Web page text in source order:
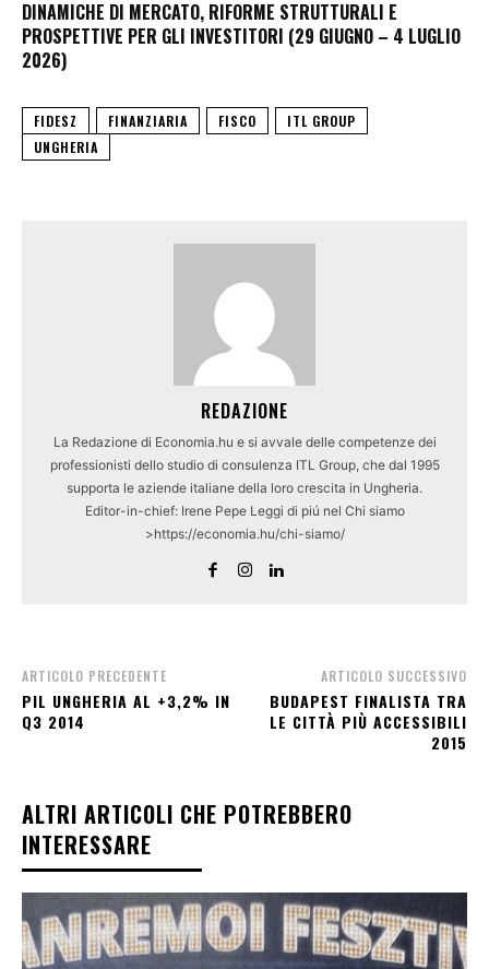
DINAMICHE DI MERCATO, RIFORME STRUTTURALI E
PROSPETTIVE PER GLI INVESTITORI (29 GIUGNO – 4 LUGLIO
2026)
FIDESZ FINANZIARIA FISCO
ITL GROUP
UNGHERIA
REDAZIONE
La Redazione di Economia.hu e si avvale delle competenze dei
professionisti dello studio di consulenza ITL Group, che dal 1995
supporta le aziende italiane della loro crescita in Ungheria.
Editor-in-chief: Irene Pepe Leggi di piú nel Chi siamo
>https://economia.hu/chi-siamo/
ARTICOLO PRECEDENTE
PIL UNGHERIA AL +3,2% IN
Q3 2014
ARTICOLO SUCCESSIVO
BUDAPEST FINALISTA TRA
LE CITTÀ PIÙ ACCESSIBILI
2015
ALTRI ARTICOLI CHE POTREBBERO
INTERESSARE